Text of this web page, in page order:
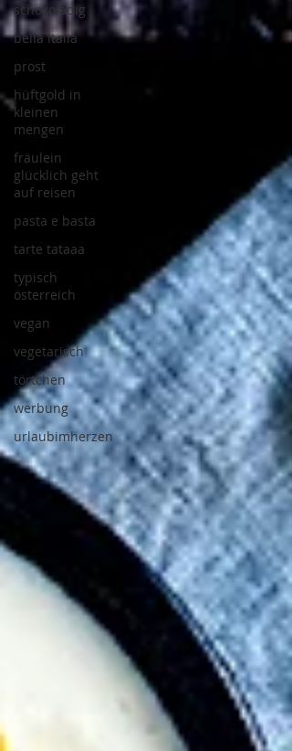
schokoladig
bella italia
prost
hüftgold in
kleinen
mengen
fräulein
glücklich geht
auf reisen
pasta e basta
tarte tataaa
typisch
österreich
vegan
vegetarisch
törtchen
werbung
urlaubimherzen